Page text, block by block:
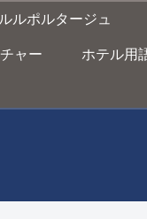
ルポルタージュ
ャー ホテル用